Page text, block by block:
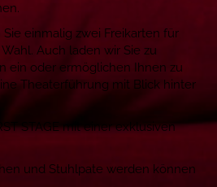
einmalig zwei Freikarten für
Auch laden wir Sie zu
ein oder ermöglichen Ihnen zu
Theaterführung mit Blick hinter
STAGE mit einer exklusiven
und Stuhlpate werden können